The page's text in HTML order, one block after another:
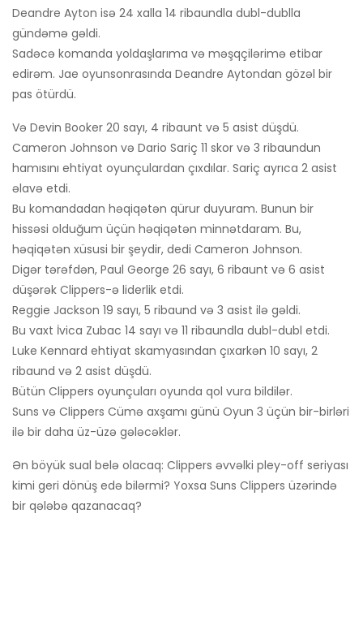
Deandre Ayton isə 24 xalla 14 ribaundla dubl-dublla
gündəmə gəldi.
Sadəcə komanda yoldaşlarıma və məşqçilərimə etibar
edirəm. Jae oyunsonrasında Deandre Aytondan gözəl bir
pas ötürdü.
Və Devin Booker 20 sayı, 4 ribaunt və 5 asist düşdü.
Cameron Johnson və Dario Sariç 11 skor və 3 ribaundun
hamısını ehtiyat oyunçulardan çıxdılar. Sariç ayrıca 2 asist
əlavə etdi.
Bu komandadan həqiqətən qürur duyuram. Bunun bir
hissəsi olduğum üçün həqiqətən minnətdaram. Bu,
həqiqətən xüsusi bir şeydir, dedi Cameron Johnson.
Digər tərəfdən, Paul George 26 sayı, 6 ribaunt və 6 asist
düşərək Clippers-ə liderlik etdi.
Reggie Jackson 19 sayı, 5 ribaund və 3 asist ilə gəldi.
Bu vaxt İvica Zubac 14 sayı və 11 ribaundla dubl-dubl etdi.
Luke Kennard ehtiyat skamyasından çıxarkən 10 sayı, 2
ribaund və 2 asist düşdü.
Bütün Clippers oyunçuları oyunda qol vura bildilər.
Suns və Clippers Cümə axşamı günü Oyun 3 üçün bir-birləri
ilə bir daha üz-üzə gələcəklər.
Ən böyük sual belə olacaq: Clippers əvvəlki pley-off seriyası
kimi geri dönüş edə bilərmi? Yoxsa Suns Clippers üzərində
bir qələbə qazanacaq?